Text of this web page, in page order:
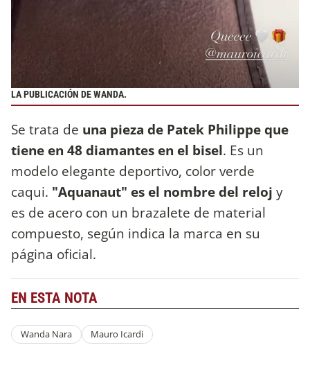
LA PUBLICACIÓN DE WANDA.
Se trata de una pieza de Patek Philippe que
tiene en 48 diamantes en el bisel. Es un
modelo elegante deportivo, color verde
caqui. "Aquanaut" es el nombre del reloj y
es de acero con un brazalete de material
compuesto, según indica la marca en su
página oficial.
EN ESTA NOTA
Wanda Nara Mauro Icardi